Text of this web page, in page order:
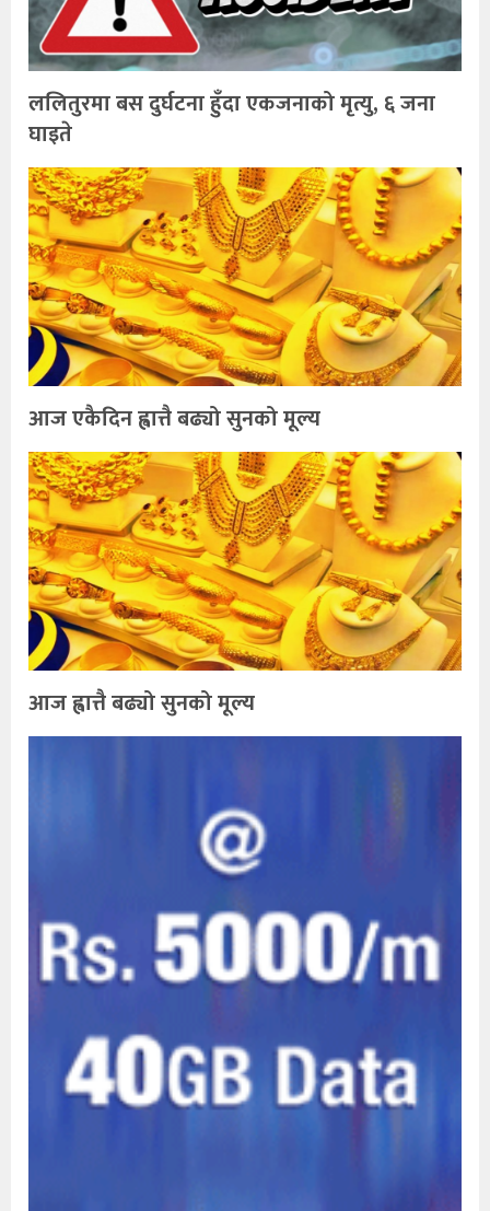
ललितुरमा बस दुर्घटना हुँदा एकजनाको मृत्यु, ६ जना
घाइते
आज एकैदिन ह्वात्तै बढ्यो सुनको मूल्य
आज ह्वात्तै बढ्यो सुनको मूल्य